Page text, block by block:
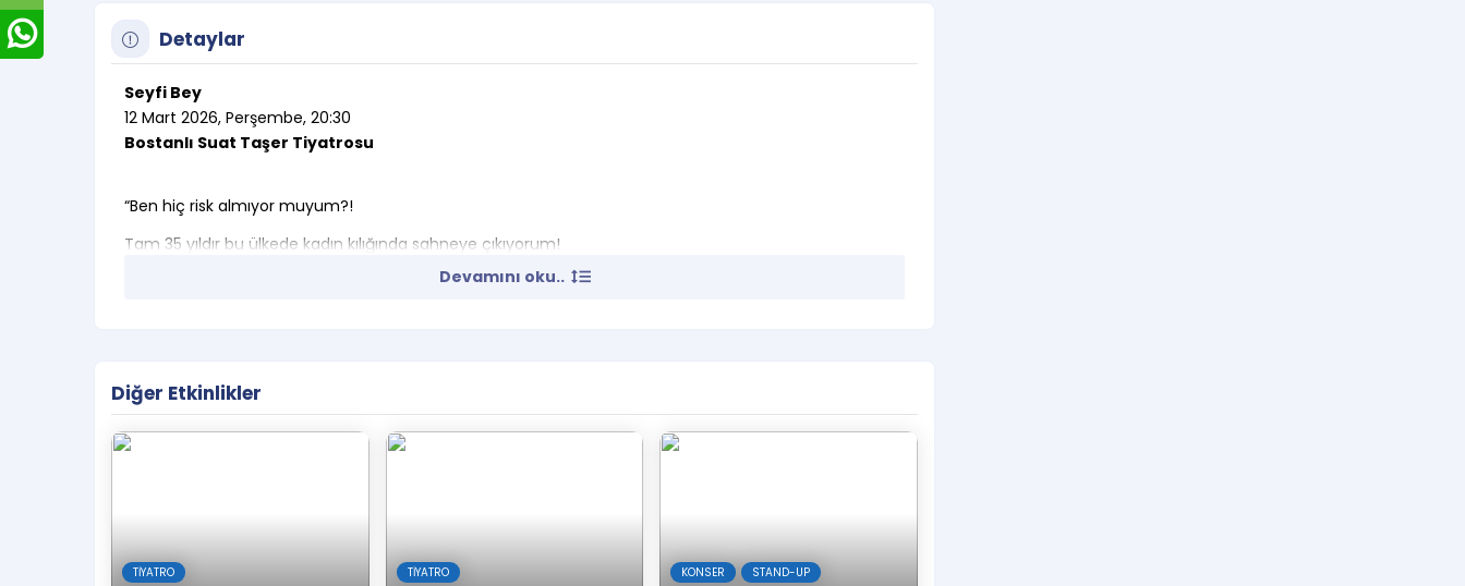
Detaylar
Seyfi Bey
12 Mart 2026, Perşembe, 20:30
Bostanlı Suat Taşer Tiyatrosu
“Ben hiç risk almıyor muyum?!
Tam 35 yıldır bu ülkede kadın kılığında sahneye çıkıyorum!
Allah aşkına çocuklar; ben hiç risk almıyor muyum?”
Ne var ki, gelen bir telefon haberi sadece o gecenin değil; zamanın seyrini değiştirir.
Seyfi Bey, yarattığı Huysuz Virjin karakteriyle Türkiye eğlence dünyasında devrim yaratan bir ikonun
hayat verdiği oyun, Celal Kadri Kınoğlu’nun rejisiyle 24 Ekim tarihi itibariyle sahnede!
Devamını oku..
Diğer Etkinlikler
TIYATRO TIYATRO KONSER STAND-UP